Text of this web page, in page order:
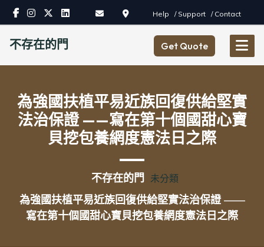
Skip
content
Help / Support / Contact
不存在的門 Get Quote
為強國扶植平易近族回復供給堅實
法治保證 ——寫在第十個國甜心寶
貝挖包養網度憲法日之際
不存在的門 未分類
為強國扶植平易近族回復供給堅實法治保證 ——
寫在第十個國甜心寶貝挖包養網度憲法日之際